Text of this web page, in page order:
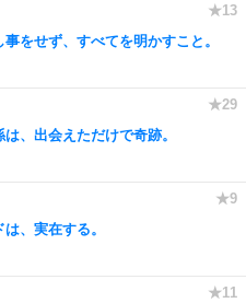
をせず、すべてを明かすこと。
、出会えただけで奇跡。
、実在する。